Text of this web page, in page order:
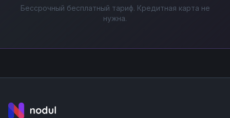
Бессрочный бесплатный тариф. Кредитная карта не
нужна.